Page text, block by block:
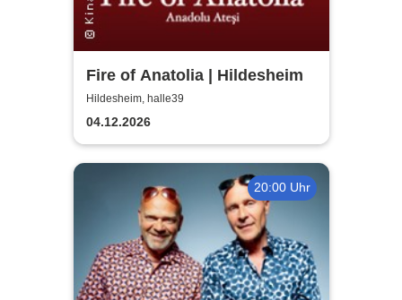
Fire of Anatolia | Hildesheim
Hildesheim, halle39
04.12.2026
20:00 Uhr